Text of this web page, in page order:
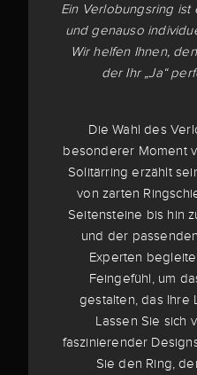
Ein Verlobungsring
und genauso
Wir helfen Ihnen,
der Ihr „Ja“
Die Wahl des
besonderer Moment
Solitärring erzählt
von zarten
Seitensteine bis hin
und der
Experten
Feingefühl, um
gestalten, das Ihre
Lassen Sie sich
faszinierender
Sie den Ring,